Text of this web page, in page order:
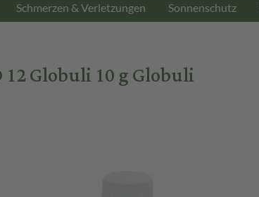
Schmerzen & Verletzungen Sonnenschutz
Globuli 10 g Globuli